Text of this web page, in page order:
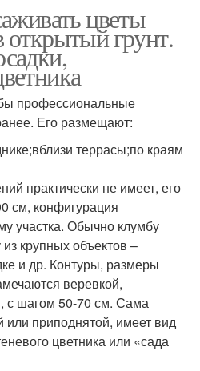
цветы
открытый грунт.
профессиональные
Его размещают:
террасы;по краям
практически не имеет, его
см, конфигурация
участка. Обычно клумбу
крупных объектов –
и др. Контуры, размеры
веревкой,
с шагом 50-70 см. Сама
или приподнятой, имеет вид
цветника или «сада